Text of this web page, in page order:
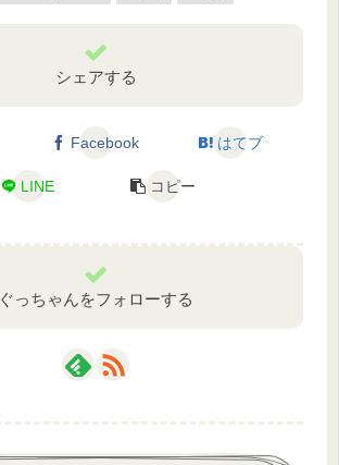
シェアする
Facebook はてブ
LINE コピー
ぐっちゃんをフォローする